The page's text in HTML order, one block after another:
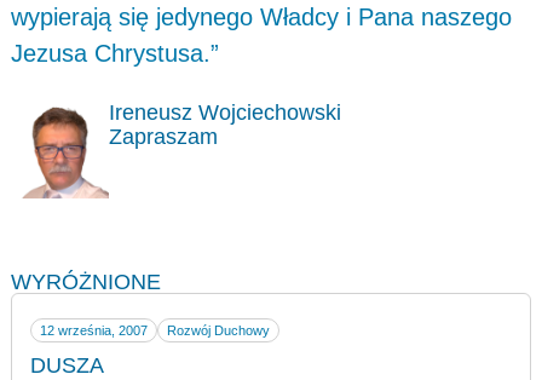
wypierają się jedynego Władcy i Pana naszego
Jezusa Chrystusa.”
Ireneusz Wojciechowski
Zapraszam
WYRÓŻNIONE
12 września, 2007 Rozwój Duchowy
DUSZA